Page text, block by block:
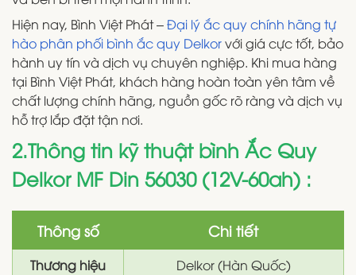
Hiện nay, Bình Việt Phát –Đại lý ắc quy chính hãng tự
hào phân phối bình ắc quy Delkorvới giá cực tốt, bảo
hành uy tín và dịch vụ chuyên nghiệp. Khi mua hàng
tại Bình Việt Phát, khách hàng hoàn toàn yên tâm về
chất lượng chính hãng, nguồn gốc rõ ràng và dịch vụ
hỗ trợ lắp đặt tận nơi.
2.Thông tin kỹ thuật bình Ắc Quy
Delkor MF Din 56030 (12V-60ah) :
Thông số Chi tiết
Thương hiệu
Delkor (Hàn Quốc)